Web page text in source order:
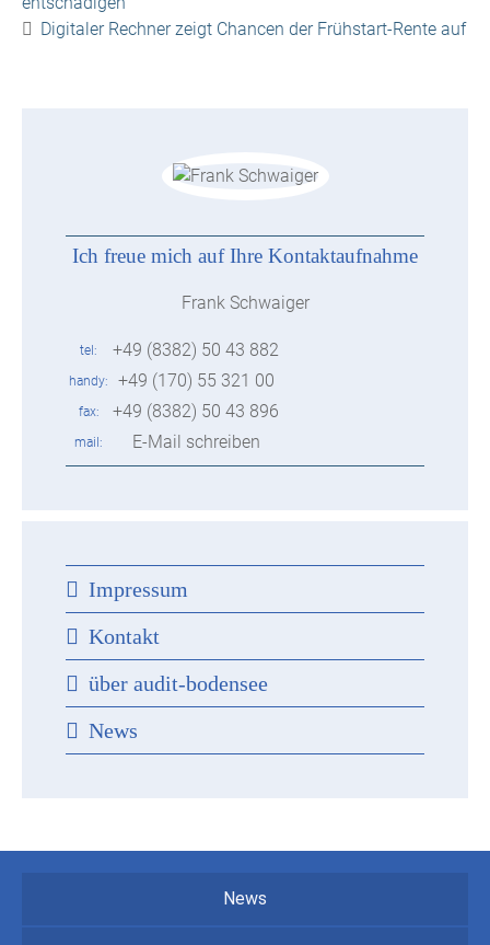
Digitaler Rechner zeigt Chancen der Frühstart-Rente auf
Ich freue mich auf Ihre Kontaktaufnahme
Frank Schwaiger
tel +49 (8382) 50 43 882
handy +49 (170) 55 321 00
fax +49 (8382) 50 43 896
mail E-Mail schreiben
Impressum
Kontakt
über audit-bodensee
News
News